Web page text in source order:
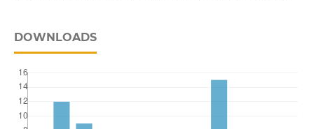
DOWNLOADS